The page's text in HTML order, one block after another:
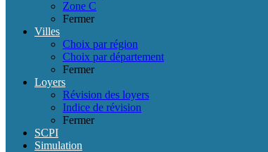
Zone C
Fermer
Villes
Choix par région
Choix par département
Fermer
Loyers
Révision des loyers
Indice de révision
Fermer
SCPI
Simulation